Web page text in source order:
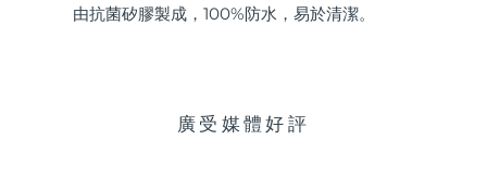
由抗菌矽膠製成，100%防水，易於清潔。
廣受媒體好評